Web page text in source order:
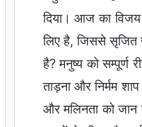
दिया। आज का विजय
लिए है, जिससे सृजित
है? मनुष्य को सम्पूर्ण
ताड़ना और निर्मम
और मलिनता को जान